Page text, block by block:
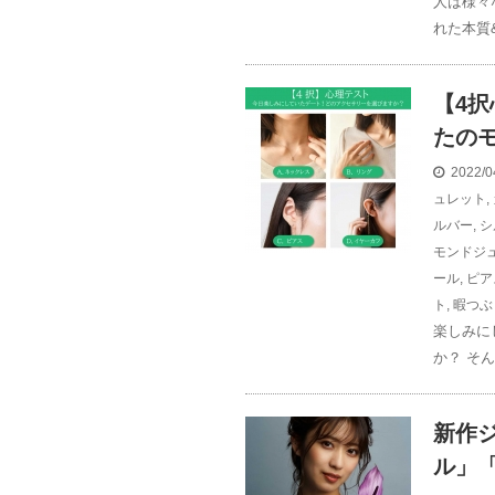
れた本
【4
たの
2022/
ュレット ,
ルバー,
モンドジ
ール, ピ
ト , 暇つ
楽しみに
か？ そ
新作
ル」